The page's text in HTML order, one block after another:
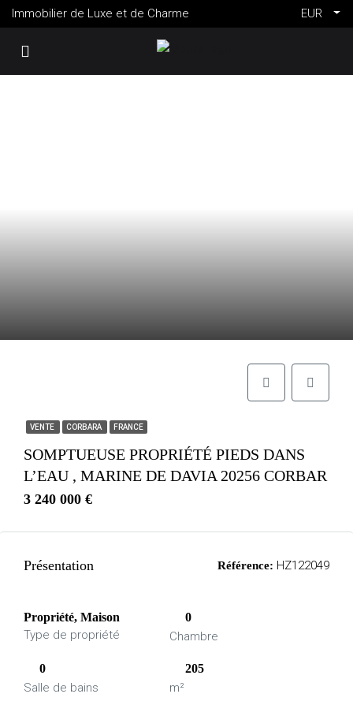
Immobilier de Luxe et de Charme EUR
VENTE CORBARA FRANCE
SOMPTUEUSE PROPRIÉTÉ PIEDS DANS
L’EAU , MARINE DE DAVIA 20256 CORBAR
3 240 000 €
Présentation Référence: HZ122049
Propriété, Maison
Type de propriété
0
Chambre
0
Salle de bains
205
m²